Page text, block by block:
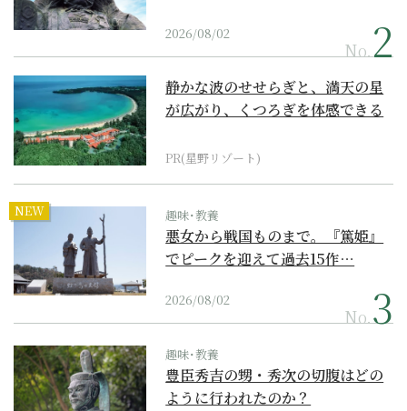
2026/08/02
No.
静かな波のせせらぎと、満天の星
が広がり、くつろぎを体感できる
PR(星野リゾート)
NEW 趣味･教養
悪女から戦国ものまで。『篤姫』
でピークを迎えて過去15作…
2026/08/02
No.
趣味･教養
豊臣秀吉の甥・秀次の切腹はどの
ように行われたのか？